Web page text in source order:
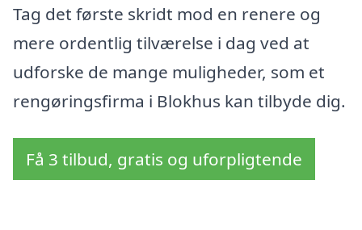
Tag det første skridt mod en renere og
mere ordentlig tilværelse i dag ved at
udforske de mange muligheder, som et
rengøringsfirma i Blokhus kan tilbyde dig.
Få 3 tilbud, gratis og uforpligtende